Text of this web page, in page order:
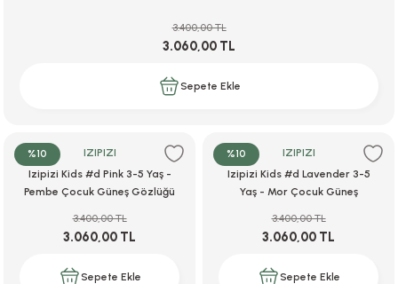
3.060,00 TL
3.400,00 TL
Sepete Ekle
%10
IZIPIZI
Izipizi Kids #d Pink 3-5 Yaş -
Pembe Çocuk Güneş Gözlüğü
3.060,00 TL
3.400,00 TL
Sepete Ekle
%10
IZIPIZI
Izipizi Kids #d Lavender 3-5
Yaş - Mor Çocuk Güneş
3.060,00 TL
3.400,00 TL
Sepete Ekle